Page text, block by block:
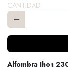
CANTIDAD
Alfombra Jhon